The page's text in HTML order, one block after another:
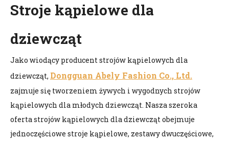
Stroje kąpielowe dla
dziewcząt
Jako wiodący producent strojów kąpielowych dla
dziewcząt, Dongguan Abely Fashion Co., Ltd.
zajmuje się tworzeniem żywych i wygodnych strojów
kąpielowych dla młodych dziewcząt. Nasza szeroka
oferta strojów kąpielowych dla dziewcząt obejmuje
jednoczęściowe stroje kąpielowe, zestawy dwuczęściowe,